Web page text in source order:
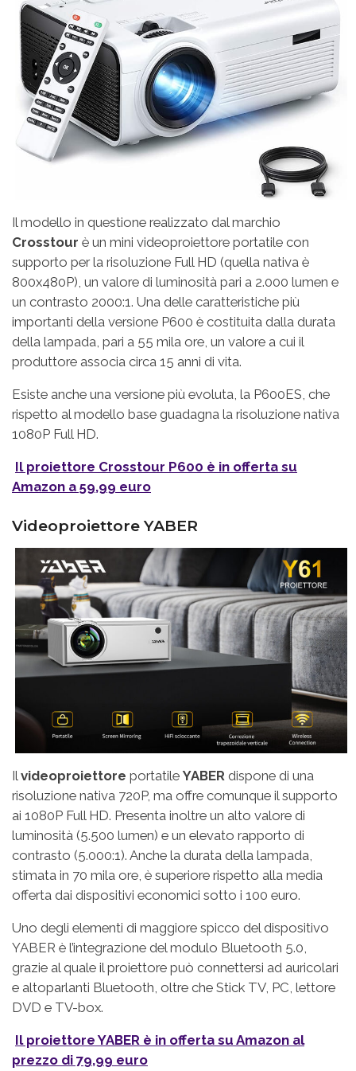
Il modello in questione realizzato dal marchio
Crosstour è un mini videoproiettore portatile con
supporto per la risoluzione Full HD (quella nativa è
800x480P), un valore di luminosità pari a 2.000 lumen e
un contrasto 2000:1. Una delle caratteristiche più
importanti della versione P600 è costituita dalla durata
della lampada, pari a 55 mila ore, un valore a cui il
produttore associa circa 15 anni di vita.
Esiste anche una versione più evoluta, la P600ES, che
rispetto al modello base guadagna la risoluzione nativa
1080P Full HD.
Il proiettore Crosstour P600 è in offerta su
Amazon a 59,99 euro
Videoproiettore YABER
Ilvideoproiettore portatile YABER dispone di una
risoluzione nativa 720P, ma offre comunque il supporto
ai 1080P Full HD. Presenta inoltre un alto valore di
luminosità (5.500 lumen) e un elevato rapporto di
contrasto (5.000:1). Anche la durata della lampada,
stimata in 70 mila ore, è superiore rispetto alla media
offerta dai dispositivi economici sotto i 100 euro.
Uno degli elementi di maggiore spicco del dispositivo
YABER è l’integrazione del modulo Bluetooth 5.0,
grazie al quale il proiettore può connettersi ad auricolari
e altoparlanti Bluetooth, oltre che Stick TV, PC, lettore
DVD e TV-box.
Il proiettore YABER è in offerta su Amazon al
prezzo di 79,99 euro